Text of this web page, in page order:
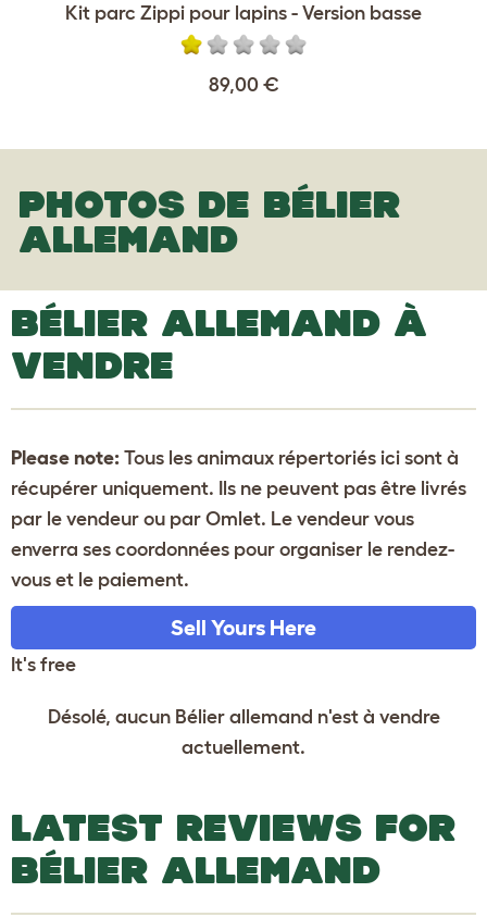
Kit parc Zippi pour lapins - Version basse
89,00 €
PHOTOS DE BÉLIER
ALLEMAND
BÉLIER ALLEMAND À
VENDRE
Please note: Tous les animaux répertoriés ici sont à
récupérer uniquement. Ils ne peuvent pas être livrés
par le vendeur ou par Omlet. Le vendeur vous
enverra ses coordonnées pour organiser le rendez-
vous et le paiement.
Sell Yours Here
It's free
Désolé, aucun Bélier allemand n'est à vendre
actuellement.
LATEST REVIEWS FOR
BÉLIER ALLEMAND